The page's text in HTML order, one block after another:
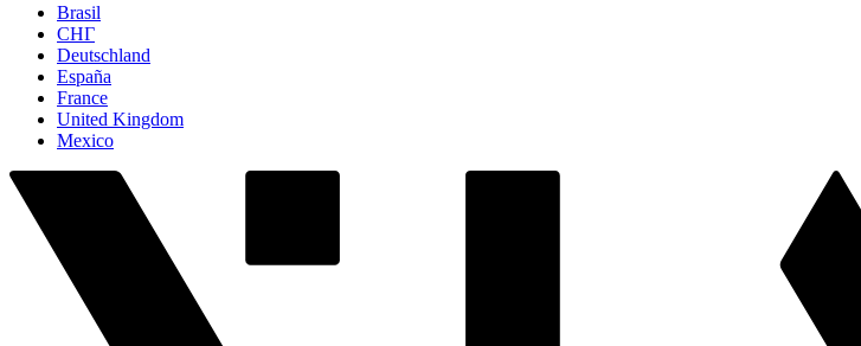
Brasil
СНГ
Deutschland
España
France
United Kingdom
Mexico